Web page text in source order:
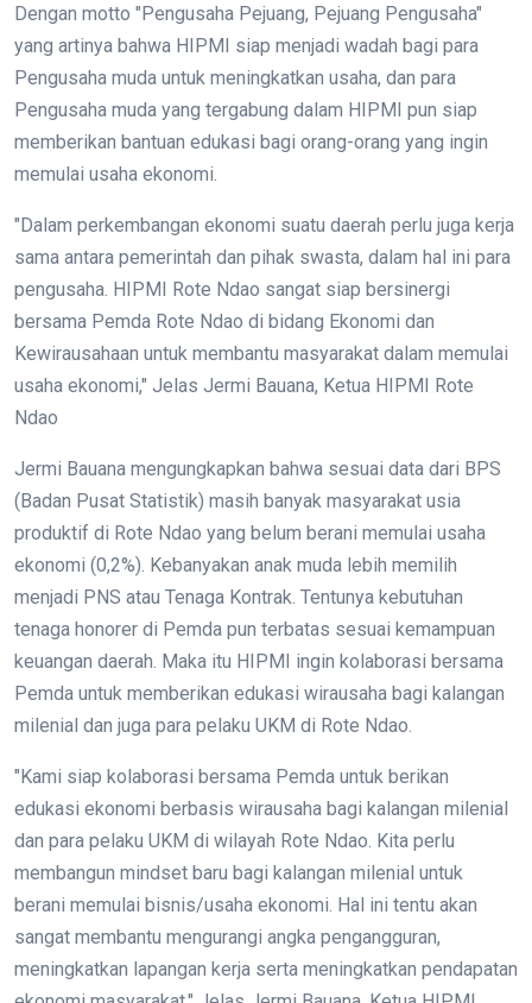
Dengan motto "Pengusaha Pejuang, Pejuang Pengusaha"
yang artinya bahwa HIPMI siap menjadi wadah bagi para
Pengusaha muda untuk meningkatkan usaha, dan para
Pengusaha muda yang tergabung dalam HIPMI pun siap
memberikan bantuan edukasi bagi orang-orang yang ingin
memulai usaha ekonomi.
"Dalam perkembangan ekonomi suatu daerah perlu juga kerja
sama antara pemerintah dan pihak swasta, dalam hal ini para
pengusaha. HIPMI Rote Ndao sangat siap bersinergi
bersama Pemda Rote Ndao di bidang Ekonomi dan
Kewirausahaan untuk membantu masyarakat dalam memulai
usaha ekonomi," Jelas Jermi Bauana, Ketua HIPMI Rote
Ndao
Jermi Bauana mengungkapkan bahwa sesuai data dari BPS
(Badan Pusat Statistik) masih banyak masyarakat usia
produktif di Rote Ndao yang belum berani memulai usaha
ekonomi (0,2%). Kebanyakan anak muda lebih memilih
menjadi PNS atau Tenaga Kontrak. Tentunya kebutuhan
tenaga honorer di Pemda pun terbatas sesuai kemampuan
keuangan daerah. Maka itu HIPMI ingin kolaborasi bersama
Pemda untuk memberikan edukasi wirausaha bagi kalangan
milenial dan juga para pelaku UKM di Rote Ndao.
"Kami siap kolaborasi bersama Pemda untuk berikan
edukasi ekonomi berbasis wirausaha bagi kalangan milenial
dan para pelaku UKM di wilayah Rote Ndao. Kita perlu
membangun mindset baru bagi kalangan milenial untuk
berani memulai bisnis/usaha ekonomi. Hal ini tentu akan
sangat membantu mengurangi angka pengangguran,
meningkatkan lapangan kerja serta meningkatkan pendapatan